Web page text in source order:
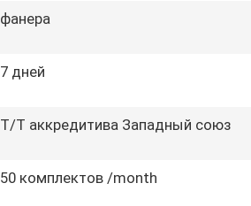
фанера
7 дней
T/T аккредитива Западный союз
50 комплектов /month